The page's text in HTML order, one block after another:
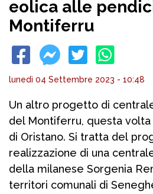
eolica alle
Montiferru
lunedì 04 Settembre 2023 - 10:48
Un altro progetto di
del Montiferru, questa volta
di Oristano. Si tratta del
realizzazione di una
della milanese Sorgenia
territori comunali di